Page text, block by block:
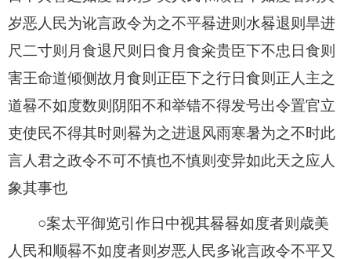
岁恶人民为讹言政令为之不平晷进则水晷退则旱进
尺二寸则月食退尺则日食月食籴贵臣下不忠日食则
害王命道倾侧故月食则正臣下之行日食则正人主之
道晷不如度数则阴阳不和举错不得发号出令置官立
吏使民不得其时则晷为之进退风雨寒暑为之不时此
言人君之政令不可不慎也不慎则变异如此天之应人
象其事也
○案太平御览引作日中视其晷晷如度者则歳美
人民和顺晷不如度者则岁恶人民多讹言政令不平又